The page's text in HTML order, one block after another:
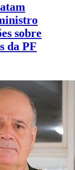
sobre
da PF